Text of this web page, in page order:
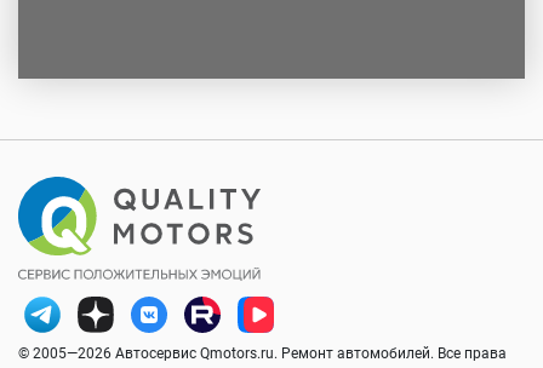
© 2005—2026 Автосервис Qmotors.ru. Ремонт автомобилей. Все права